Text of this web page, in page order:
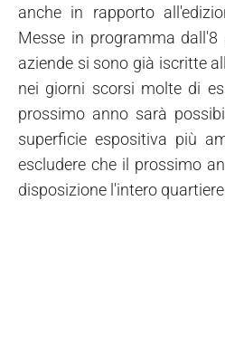
anche in rapporto
Messe in programma dall'8
aziende si sono già iscritte
nei giorni scorsi molte di
prossimo anno sarà
superficie espositiva più
escludere che il prossimo
disposizione l'intero quartiere